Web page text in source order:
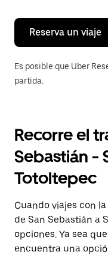
Reserva un viaje
Es posible que Uber
partida.
Recorre el
Sebastián -
Totoltepec
Cuando viajes con
de San Sebastián a
opciones. Ya sea
encuentra una